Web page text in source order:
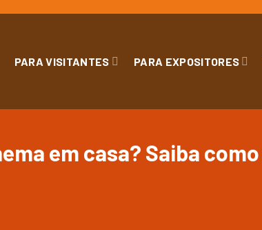
PARA VISITANTES PARA EXPOSITORES
em casa? Saiba